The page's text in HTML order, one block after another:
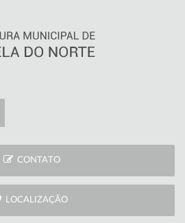
CONTATO
LOCALIZAÇÃO